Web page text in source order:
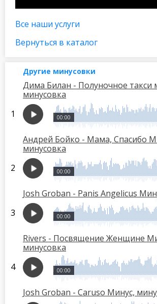
Все наши услуги
Вернуться в каталог
Другие минусовки
Дима Билан - Полуночное такси
минусовка
00:00
Андрей Бойко - Мама, Спасибо
минусовка
00:00
Josh Groban - Panis Angelicus
00:00
Rivers - Посвящение Женщине
минусовка
00:00
Josh Groban - Caruso Минус,